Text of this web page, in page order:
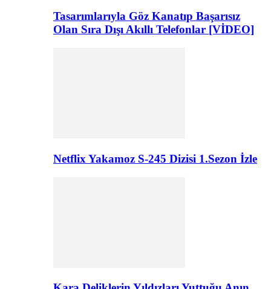
Tasarımlarıyla Göz Kanatıp Başarısız
Olan Sıra Dışı Akıllı Telefonlar [VİDEO]
Netflix Yakamoz S-245 Dizisi 1.Sezon İzle